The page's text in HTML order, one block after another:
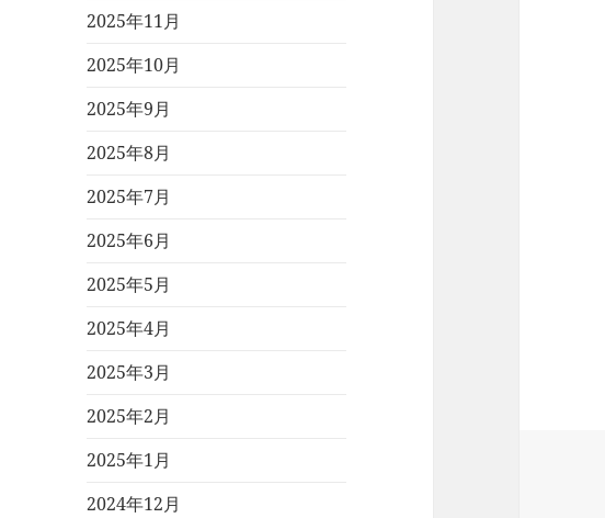
2025年11月
2025年10月
2025年9月
2025年8月
2025年7月
2025年6月
2025年5月
2025年4月
2025年3月
2025年2月
2025年1月
2024年12月